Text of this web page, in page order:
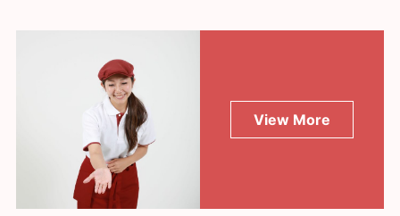
View More